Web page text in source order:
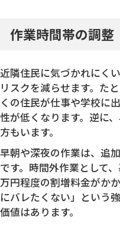
作業時間帯の調整
近隣住民に気づかれにく
リスクを減らせます。た
くの住民が仕事や学校に
性が低くなります。逆に
方もいます。
早朝や深夜の作業は、追
です。時間外作業として
万円程度の割増料金がか
にバレたくない」という
価値はあります。